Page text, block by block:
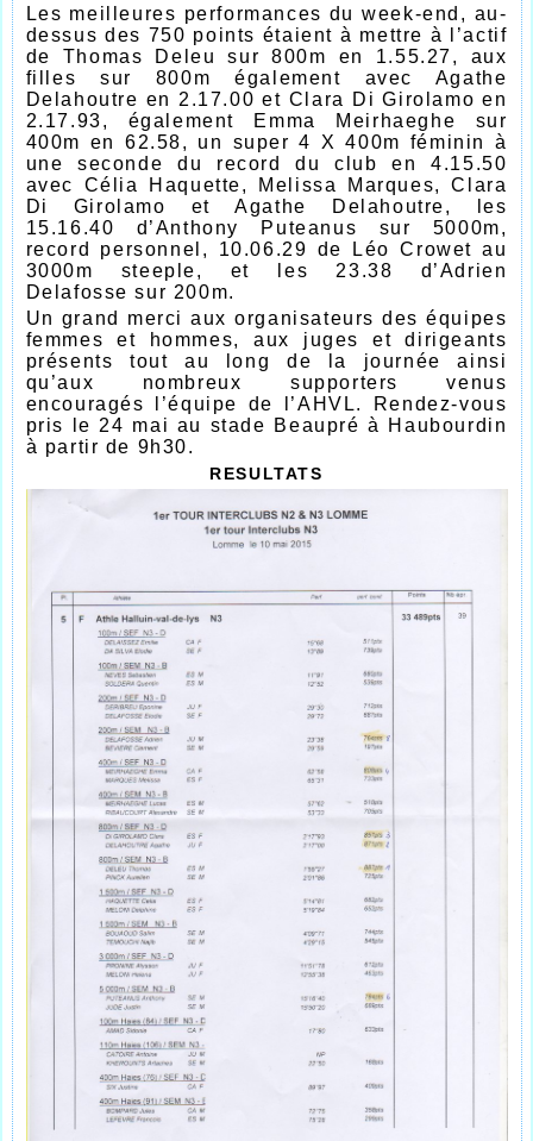
Les meilleures performances du week-end, au-
dessus des 750 points étaient à mettre à l’actif
de Thomas Deleu sur 800m en 1.55.27, aux
filles sur 800m également avec Agathe
Delahoutre en 2.17.00 et Clara Di Girolamo en
2.17.93, également Emma Meirhaeghe sur
400m en 62.58, un super 4 X 400m féminin à
une seconde du record du club en 4.15.50
avec Célia Haquette, Melissa Marques, Clara
Di Girolamo et Agathe Delahoutre, les
15.16.40 d’Anthony Puteanus sur 5000m,
record personnel, 10.06.29 de Léo Crowet au
3000m steeple, et les 23.38 d’Adrien
Delafosse sur 200m.
Un grand merci aux organisateurs des équipes
femmes et hommes, aux juges et dirigeants
présents tout au long de la journée ainsi
qu’aux nombreux supporters venus
encouragés l’équipe de l’AHVL. Rendez-vous
pris le 24 mai au stade Beaupré à Haubourdin
à partir de 9h30.
RESULTATS